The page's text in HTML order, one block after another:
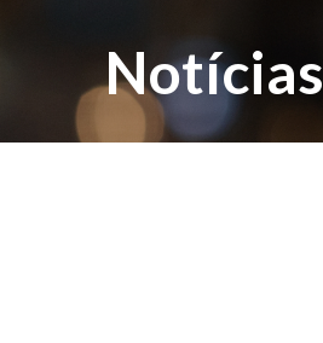
Notícias